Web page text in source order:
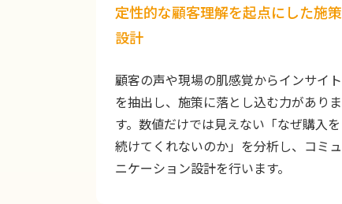
定性的な顧客理解を起点にした施策
設計
顧客の声や現場の肌感覚からインサイト
を抽出し、施策に落とし込む力がありま
す。数値だけでは見えない「なぜ購入を
続けてくれないのか」を分析し、コミュ
ニケーション設計を行います。